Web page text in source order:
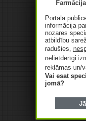
Jūsu e-pasta
Portālā
informācija
nozares
atbildību
radušies,
nelietderīgi
reklāmas un/
Vai esat
jomā?
Jā